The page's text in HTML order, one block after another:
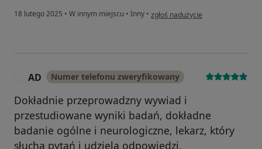
18 lutego 2025 • W innym miejscu • Inny • w opinii użytkownika Wojciech
zgłoś nadużycie
AD Numer telefonu zweryfikowany
Dokładnie przeprowadzny wywiad i
przestudiowane wyniki badań, dokładne
badanie ogólne i neurologiczne, lekarz, który
słucha pytań i udziela odpowiedzi,